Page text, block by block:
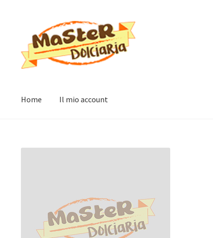
alla
navigazione
contenuto
Home Il mio account